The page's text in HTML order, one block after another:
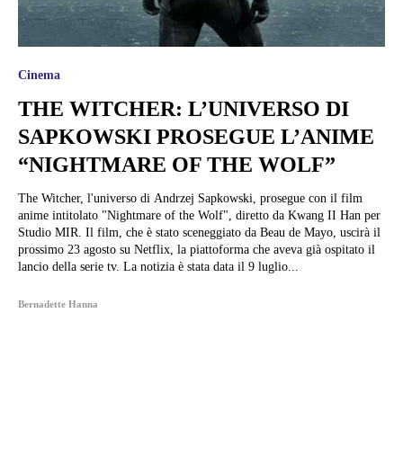
Cinema
THE WITCHER: L’UNIVERSO DI
SAPKOWSKI PROSEGUE L’ANIME
“NIGHTMARE OF THE WOLF”
The Witcher, l'universo di Andrzej Sapkowski, prosegue con il film
anime intitolato "Nightmare of the Wolf", diretto da Kwang II Han per
Studio MIR. Il film, che è stato sceneggiato da Beau de Mayo, uscirà il
prossimo 23 agosto su Netflix, la piattoforma che aveva già ospitato il
lancio della serie tv. La notizia è stata data il 9 luglio...
Bernadette Hanna